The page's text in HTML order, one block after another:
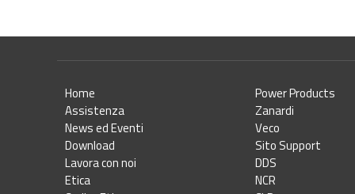
Home
Assistenza
News ed Eventi
Download
Lavora con noi
Etica
Power Products
Zanardi
Veco
Sito Support
DDS
NCR